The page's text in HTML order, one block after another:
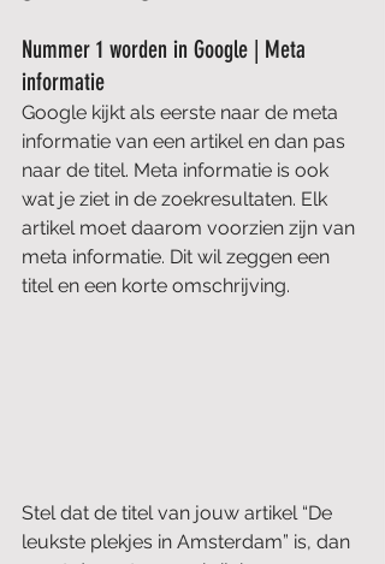
Nummer 1 worden in Google | Meta
informatie
Google kijkt als eerste naar de meta
informatie van een artikel en dan pas
naar de titel. Meta informatie is ook
wat je ziet in de zoekresultaten. Elk
artikel moet daarom voorzien zijn van
meta informatie. Dit wil zeggen een
titel en een korte omschrijving.
Stel dat de titel van jouw artikel “De
leukste plekjes in Amsterdam” is, dan